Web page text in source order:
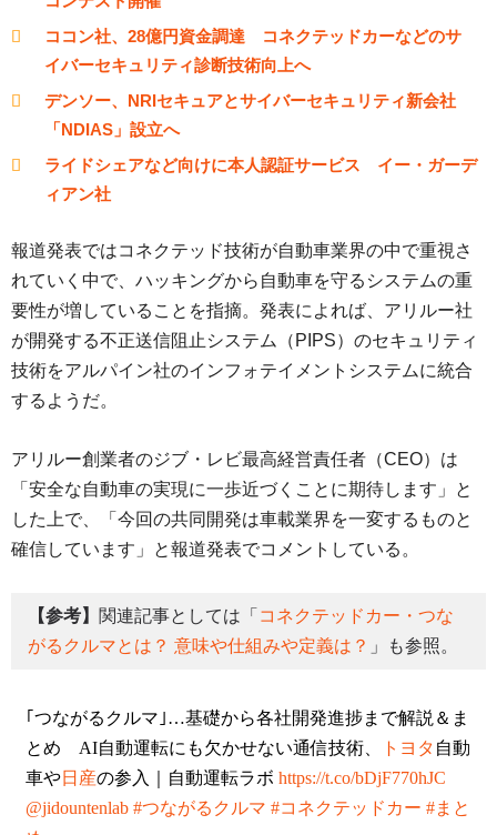
ココン社、28億円資金調達 コネクテッドカーなどのサ
イバーセキュリティ診断技術向上へ
デンソー、NRIセキュアとサイバーセキュリティ新会社
「NDIAS」設立へ
ライドシェアなど向けに本人認証サービス イー・ガーデ
ィアン社
報道発表ではコネクテッド技術が自動車業界の中で重視さ
れていく中で、ハッキングから自動車を守るシステムの重
要性が増していることを指摘。発表によれば、アリルー社
が開発する不正送信阻止システム（PIPS）のセキュリティ
技術をアルパイン社のインフォテイメントシステムに統合
するようだ。
アリルー創業者のジブ・レビ最高経営責任者（CEO）は
「安全な自動車の実現に一歩近づくことに期待します」と
した上で、「今回の共同開発は車載業界を一変するものと
確信しています」と報道発表でコメントしている。
【参考】 関連記事としては「 コネクテッドカー・つな
がるクルマとは？ 意味や仕組みや定義は？ 」も参照。
｢つながるクルマ｣…基礎から各社開発進捗まで解説＆ま
とめ AI自動運転にも欠かせない通信技術、
トヨタ 自動
車や日産の参入｜自動運転ラボ https://t.co/bDjF770hJC
@jidountenlab #つながるクルマ #コネクテッドカー #まと